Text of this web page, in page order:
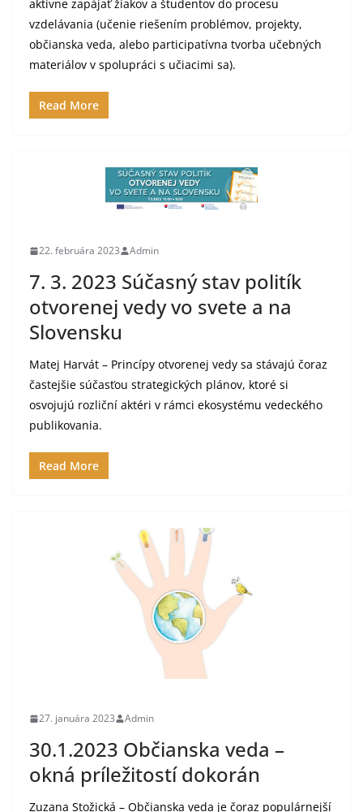
aktívne zapájať žiakov a študentov do procesu
vzdelávania (učenie riešením problémov, projekty,
občianska veda, alebo participatívna tvorba učebných
materiálov v spolupráci s učiacimi sa).
Read More
22. februára 2023 Admin
7. 3. 2023 Súčasný stav politík
otvorenej vedy vo svete a na
Slovensku
Matej Harvát – Princípy otvorenej vedy sa stávajú čoraz
častejšie súčasťou strategických plánov, ktoré si
osvojujú rozliční aktéri v rámci ekosystému vedeckého
publikovania.
Read More
27. januára 2023 Admin
30.1.2023 Občianska veda –
okná príležitostí dokorán
Zuzana Stožická – Občianska veda je čoraz populárnejší